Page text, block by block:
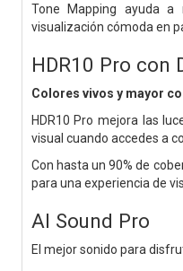
Tone Mapping ayuda
visualización cómoda en
HDR10 Pro con
Colores vivos y mayor
HDR10 Pro mejora las
visual cuando accedes a
Con hasta un 90% de
para una experiencia de
AI Sound Pro
El mejor sonido para